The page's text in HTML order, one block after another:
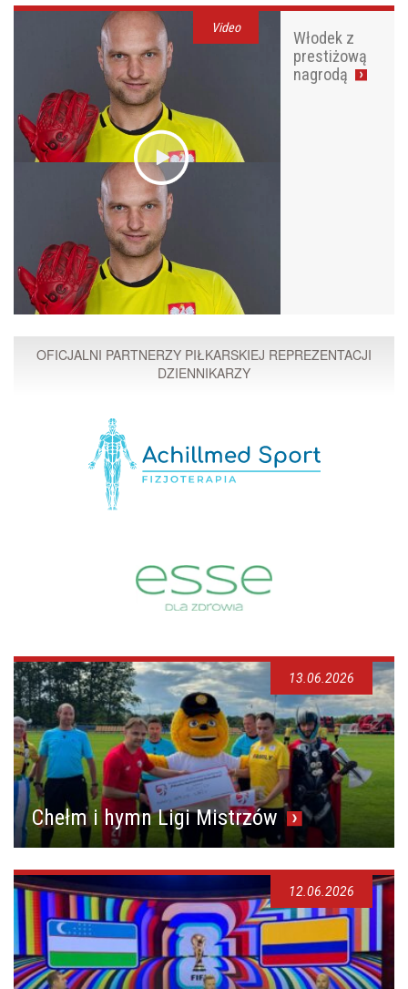
Video
Włodek z
prestiżową
nagrodą
OFICJALNI PARTNERZY PIŁKARSKIEJ REPREZENTACJI
DZIENNIKARZY
Chełm i hymn Ligi Mistrzów
13.06.2026
12.06.2026